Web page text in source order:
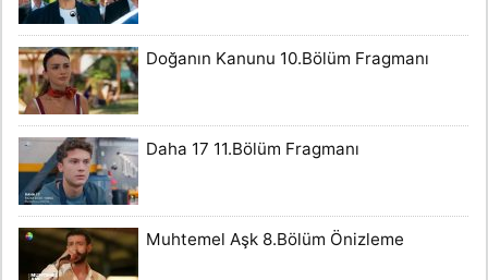
Doğanın Kanunu 10.Bölüm Fragmanı
Daha 17 11.Bölüm Fragmanı
Muhtemel Aşk 8.Bölüm Önizleme